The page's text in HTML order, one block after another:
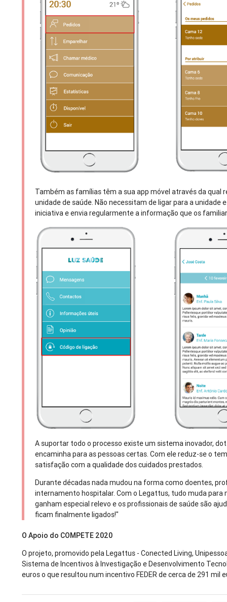
Também as famílias têm a sua app móvel através da
unidade de saúde. Não necessitam de ligar para a
iniciativa e envia regularmente a informação que os
A suportar todo o processo existe um sistema inovador,
encaminha para as pessoas certas. Com ele reduz-se o
satisfação com a qualidade dos cuidados prestados.
Durante décadas nada mudou na forma como doentes,
internamento hospitalar. Com o Legattus, tudo muda para
ganham especial relevo e os profissionais de saúde são
ficam finalmente ligados!"
O Apoio do COMPETE 2020
O projeto, promovido pela Legattus - Conected Living,
Sistema de Incentivos à Investigação e Desenvolvimento
euros o que resultou num incentivo FEDER de cerca de 291 mil